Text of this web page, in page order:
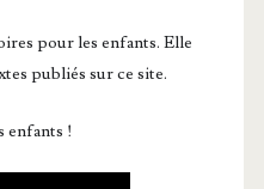
pour les enfants. Elle
publiés sur ce site.
enfants !